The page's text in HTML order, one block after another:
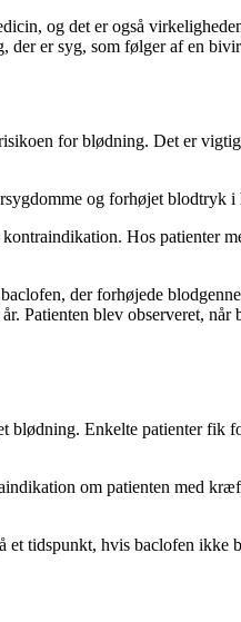
og det er også
der er syg, som følger af en
for blødning. Det er
og forhøjet blodtryk i
Hos patienter
der forhøjede
blev observeret,
Enkelte patienter fik
om patienten med
tidspunkt, hvis baclofen ikke